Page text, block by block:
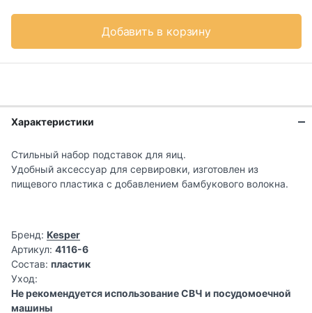
Добавить в корзину
Характеристики
Стильный набор подставок для яиц.
Удобный аксессуар для сервировки, изготовлен из
пищевого пластика с добавлением бамбукового волокна.
Бренд: Kesper
Артикул: 4116-6
Состав: пластик
Уход:
Не рекомендуется использование СВЧ и посудомоечной
машины